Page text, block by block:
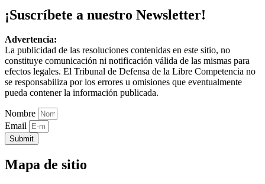
¡Suscríbete a nuestro Newsletter!
Advertencia:
La publicidad de las resoluciones contenidas en este sitio, no
constituye comunicación ni notificación válida de las mismas para
efectos legales. El Tribunal de Defensa de la Libre Competencia no
se responsabiliza por los errores u omisiones que eventualmente
pueda contener la información publicada.
Nombre
Email
Submit
Mapa de sitio